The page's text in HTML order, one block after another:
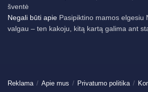
šventė
Negali būti apie Pasipiktino mamos elgesiu
valgau – ten kakoju, kitą kartą galima ant
Reklama Apie mus Privatumo politika